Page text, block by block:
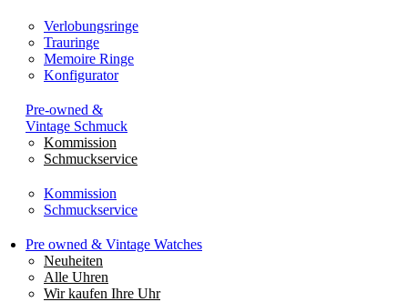
Verlobungsringe
Trauringe
Memoire Ringe
Konfigurator
Pre-owned &
Vintage Schmuck
Kommission
Schmuckservice
Kommission
Schmuckservice
Pre owned & Vintage Watches
Neuheiten
Alle Uhren
Wir kaufen Ihre Uhr